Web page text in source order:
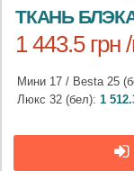
ТКАНЬ
1 443.5 грн
Мини 17 / Besta 25
Люкс 32 (бел): 1